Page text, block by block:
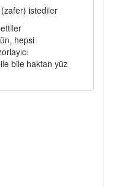
istediler
hepsi
bile haktan yüz